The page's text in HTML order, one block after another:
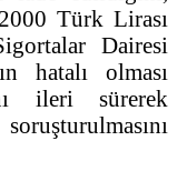
Türk Lirası
Dairesi
hatalı olması
ileri sürerek